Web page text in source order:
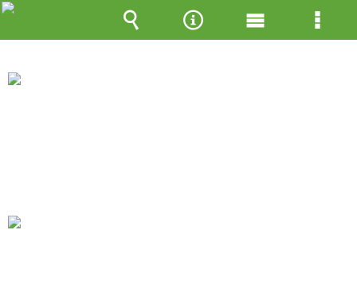
Wyszukiwarka
NarzędziaMenu
Menu